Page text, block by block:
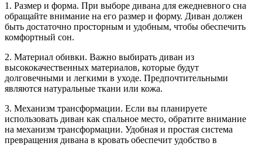
1. Размер и форма. При выборе дивана для ежедневного сна
обращайте внимание на его размер и форму. Диван должен
быть достаточно просторным и удобным, чтобы обеспечить
комфортный сон.
2. Материал обивки. Важно выбирать диван из
высококачественных материалов, которые будут
долговечными и легкими в уходе. Предпочтительными
являются натуральные ткани или кожа.
3. Механизм трансформации. Если вы планируете
использовать диван как спальное место, обратите внимание
на механизм трансформации. Удобная и простая система
превращения дивана в кровать обеспечит удобство в